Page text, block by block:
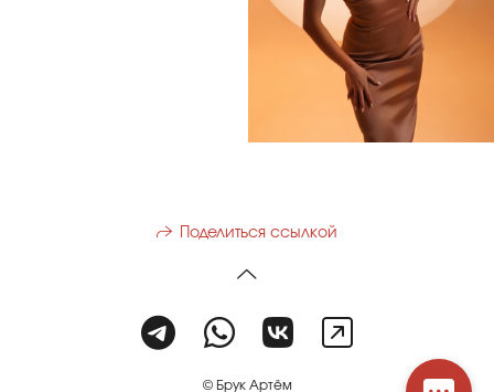
Поделиться ссылкой
© Брук Артём